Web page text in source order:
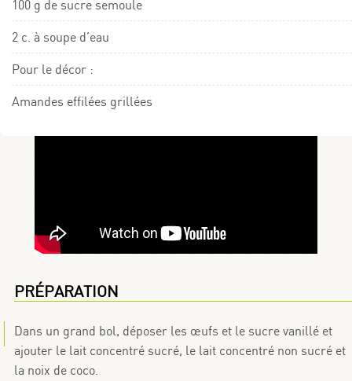
100 g de sucre semoule
2 c. à soupe d’eau
Pour le décor :
Amandes effilées grillées
PRÉPARATION
Dans un grand bol, déposer les œufs et le sucre vanillé et
ajouter le lait concentré sucré, le lait concentré non sucré et
la noix de coco.